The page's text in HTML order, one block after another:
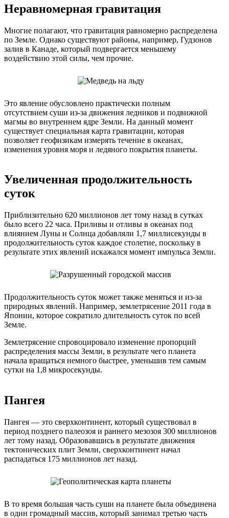
Неравномерная гравитация
Многие полагают, что гравитация равномерно распределена
по Земле. Однако существуют районы, например, Гудзонов
залив в Канаде, который подвергается меньшему
воздействию этой силы, чем прочие.
Это явление обусловлено практически полным
отсутствием суши из-за движения ледников и подвижной
магмы во внутреннем ядре Земли. На данный момент
существует специальная карта гравитации, которая
позволяет геофизикам измерять течение в океанах,
изменения уровня моря и ледяного покрытия планеты.
Увеличенная продолжительность
суток
Приблизительно 620 миллионов лет тому назад в сутках
было всего 22 часа. Приливы и отливы в океанах под
влиянием Луны и Солнца добавляли 1,7 миллисекунды в
продолжительность суток каждое столетие, поскольку в
результате этих явлений искажался момент импульса Земли.
Продолжительность суток может также меняться и из-за
природных явлений. Например, землетрясение 2011 года в
Японии, которое сократило длительность суток по всей
Земле.
Землетрясение спровоцировало изменение пропорций
распределения массы Земли, в результате чего планета
начала вращаться немного быстрее, уменьшив тем самым
сутки на 1,8 микросекунды.
Пангея
Пангея — это сверхконтинент, который существовал в
период позднего палеозоя и раннего мезозоя 300 миллионов
лет тому назад. Образовавшись в результате движения
тектонических плит Земли, сверхконтинент начал
распадаться 175 миллионов лет назад.
В то время большая часть суши на планете была объединена
в один громадный массив, который занимал третью часть